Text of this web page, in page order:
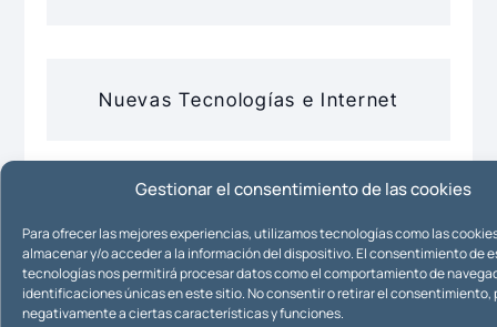
Gestionar el consentimiento de las cookies
Para ofrecer las mejores experiencias, utilizamos tecnologías como las
almacenar y/o acceder a la información del dispositivo. El consentimiento de
tecnologías nos permitirá procesar datos como el comportamiento de
identificaciones únicas en este sitio. No consentir o retirar el consentimiento,
negativamente a ciertas características y funciones.
Nuevas Tecnologías e Internet